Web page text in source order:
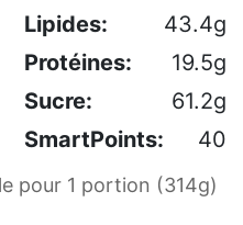
Lipides:
43.4g
Protéines:
19.5g
Sucre:
61.2g
SmartPoints: 40
pour 1 portion (314g)